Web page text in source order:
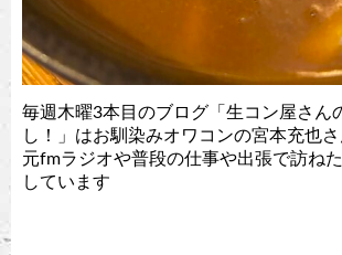
毎週木曜3本目のブログ「生コン屋さん
し！」はお馴染みオワコンの宮本充也
元fmラジオや普段の仕事や出張で訪ね
しています